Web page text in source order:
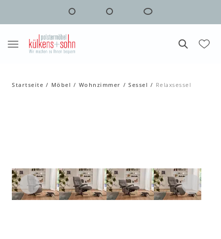
Startseite Möbel Wohnzimmer Sessel Relaxsessel